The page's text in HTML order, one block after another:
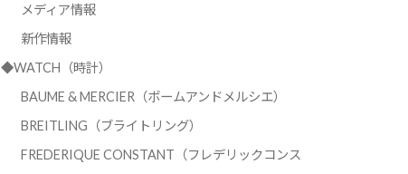
メディア情報
新作情報
◆WATCH（時計）
BAUME & MERCIER（ボームアンドメルシエ）
BREITLING（ブライトリング）
FREDERIQUE CONSTANT（フレデリックコンス